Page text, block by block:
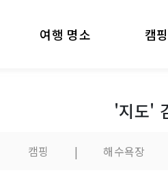
여행 명소 캠
'지도'
캠핑 | 해수욕장